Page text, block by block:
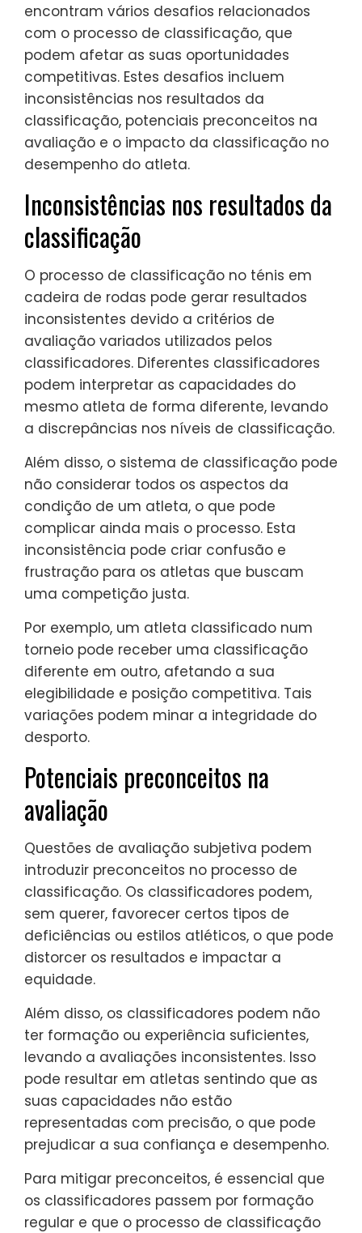
encontram vários desafios relacionados
com o processo de classificação, que
podem afetar as suas oportunidades
competitivas. Estes desafios incluem
inconsistências nos resultados da
classificação, potenciais preconceitos na
avaliação e o impacto da classificação no
desempenho do atleta.
Inconsistências nos resultados da
classificação
O processo de classificação no ténis em
cadeira de rodas pode gerar resultados
inconsistentes devido a critérios de
avaliação variados utilizados pelos
classificadores. Diferentes classificadores
podem interpretar as capacidades do
mesmo atleta de forma diferente, levando
a discrepâncias nos níveis de classificação.
Além disso, o sistema de classificação pode
não considerar todos os aspectos da
condição de um atleta, o que pode
complicar ainda mais o processo. Esta
inconsistência pode criar confusão e
frustração para os atletas que buscam
uma competição justa.
Por exemplo, um atleta classificado num
torneio pode receber uma classificação
diferente em outro, afetando a sua
elegibilidade e posição competitiva. Tais
variações podem minar a integridade do
desporto.
Potenciais preconceitos na
avaliação
Questões de avaliação subjetiva podem
introduzir preconceitos no processo de
classificação. Os classificadores podem,
sem querer, favorecer certos tipos de
deficiências ou estilos atléticos, o que pode
distorcer os resultados e impactar a
equidade.
Além disso, os classificadores podem não
ter formação ou experiência suficientes,
levando a avaliações inconsistentes. Isso
pode resultar em atletas sentindo que as
suas capacidades não estão
representadas com precisão, o que pode
prejudicar a sua confiança e desempenho.
Para mitigar preconceitos, é essencial que
os classificadores passem por formação
regular e que o processo de classificação